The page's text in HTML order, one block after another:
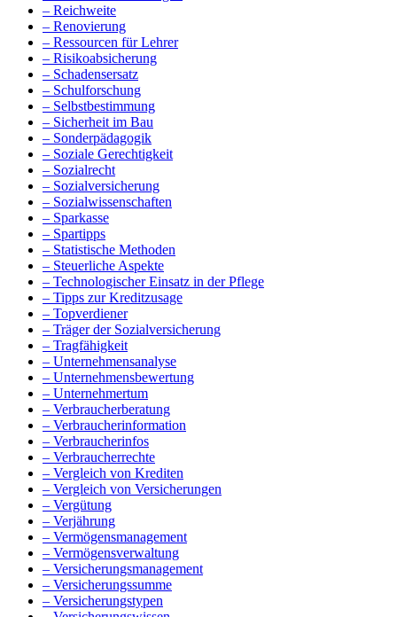
– Reichweite
– Renovierung
– Ressourcen für Lehrer
– Risikoabsicherung
– Schadensersatz
– Schulforschung
– Selbstbestimmung
– Sicherheit im Bau
– Sonderpädagogik
– Soziale Gerechtigkeit
– Sozialrecht
– Sozialversicherung
– Sozialwissenschaften
– Sparkasse
– Spartipps
– Statistische Methoden
– Steuerliche Aspekte
– Technologischer Einsatz in der Pflege
– Tipps zur Kreditzusage
– Topverdiener
– Träger der Sozialversicherung
– Tragfähigkeit
– Unternehmensanalyse
– Unternehmensbewertung
– Unternehmertum
– Verbraucherberatung
– Verbraucherinformation
– Verbraucherinfos
– Verbraucherrechte
– Vergleich von Krediten
– Vergleich von Versicherungen
– Vergütung
– Verjährung
– Vermögensmanagement
– Vermögensverwaltung
– Versicherungsmanagement
– Versicherungssumme
– Versicherungstypen